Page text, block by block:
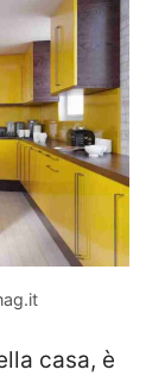
casa, è